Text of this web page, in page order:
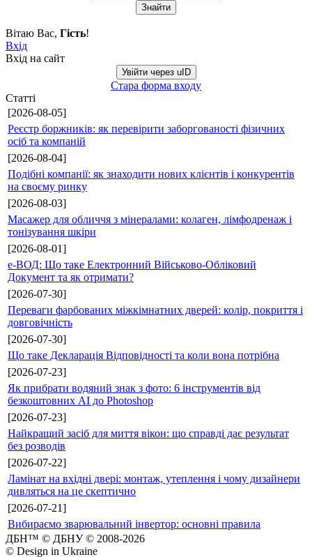
Вітаю Вас, Гість!
Вхід
Вхід на сайт
Увійти через uID
Стара форма входу
Статті
[2026-08-05]
Реєстр боржників: як перевірити заборгованості фізичних
осіб та компаній
[2026-08-04]
Подібні компанії: як знаходити нових клієнтів і конкурентів
на своєму ринку
[2026-08-03]
Масажер для обличчя з мінералами: колаген, лімфодренаж і
тонізування шкіри
[2026-08-01]
е-ВОД: Що таке Електронний Військово-Обліковий
Документ та як отримати?
[2026-07-30]
Переваги фарбованих міжкімнатних дверей: колір, покриття і
довговічність
[2026-07-30]
Що таке Декларація Відповідності та коли вона потрібна
[2026-07-23]
Як прибрати водяний знак з фото: 6 інструментів від
безкоштовних AI до Photoshop
[2026-07-23]
Найкращий засіб для миття вікон: що справді дає результат
без розводів
[2026-07-22]
Ламінат на вхідні двері: монтаж, утеплення і чому дизайнери
дивляться на це скептично
[2026-07-21]
Вибираємо зварювальний інвертор: основні правила
ДБН™ © ДБНУ © 2008-2026
© Design in Ukraine